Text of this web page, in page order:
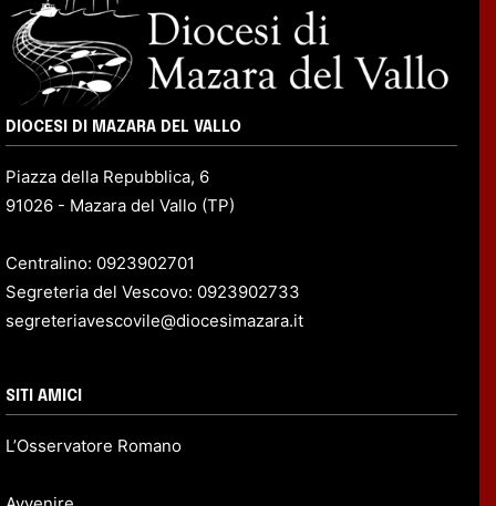
DIOCESI DI MAZARA DEL VALLO
Piazza della Repubblica, 6
91026 - Mazara del Vallo (TP)
Centralino: 0923902701
Segreteria del Vescovo: 0923902733
segreteriavescovile@diocesimazara.it
SITI AMICI
L’Osservatore Romano